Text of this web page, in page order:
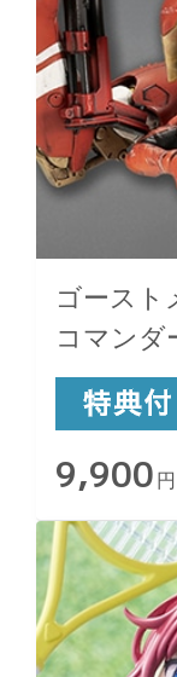
ゴースト
コマンダ
9,900